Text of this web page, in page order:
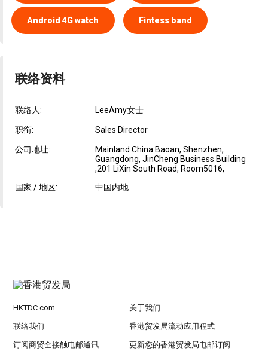
Android 4G watch Fintess band
联络资料
联络人: LeeAmy女士
职衔: Sales Director
公司地址:
Mainland China Baoan, Shenzhen,
Guangdong, JinCheng Business Building
,201 LiXin South Road, Room5016,
国家 / 地区:
中国内地
HKTDC.com 关于我们
联络我们 香港贸发局流动应用程式
订阅商贸全接触电邮通讯 更新您的香港贸发局电邮订阅